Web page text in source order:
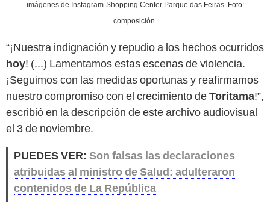
imágenes de Instagram-Shopping Center Parque das Feiras. Foto:
composición.
“¡Nuestra indignación y repudio a los hechos ocurridos
hoy! (...) Lamentamos estas escenas de violencia.
¡Seguimos con las medidas oportunas y reafirmamos
nuestro compromiso con el crecimiento deToritama!”,
escribió en la descripción de este archivo audiovisual
el 3 de noviembre.
PUEDES VER: Son falsas las declaraciones
atribuidas al ministro de Salud: adulteraron
contenidos de La República